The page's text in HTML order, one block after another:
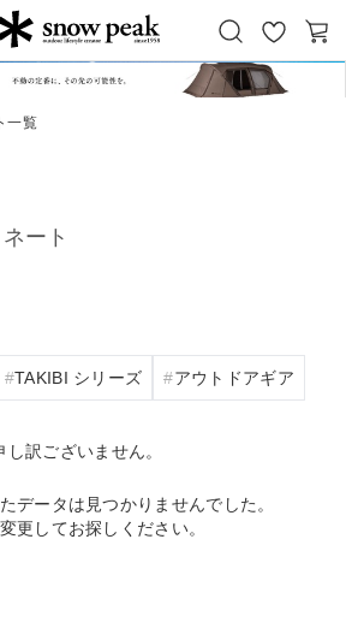
Snow Peak
お
気
カ
一覧
ート
TAKIBI シリーズ アウトドアギア
し訳ございません。
データは見つかりませんでした。
更してお探しください。